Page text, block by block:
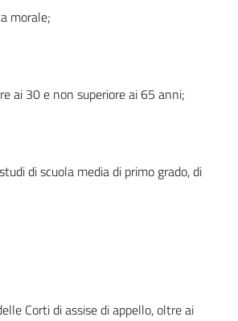
morale;
ai 30 e non superiore ai 65 anni;
di scuola media di primo grado, di
Corti di assise di appello, oltre ai